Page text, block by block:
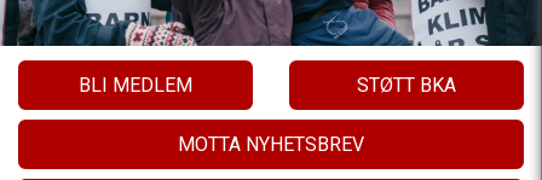
BLI MEDLEM STØTT BKA
MOTTA NYHETSBREV